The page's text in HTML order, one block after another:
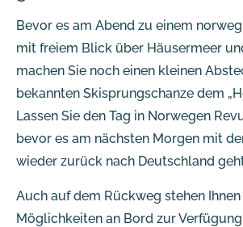
Bevor es am Abend zu einem
mit freiem Blick über Häusermeer
machen Sie noch einen kleinen
bekannten Skisprungschanze dem
Lassen Sie den Tag in Norwegen
bevor es am nächsten Morgen mit
wieder zurück nach Deutschland
Auch auf dem Rückweg stehen
Möglichkeiten an Bord zur